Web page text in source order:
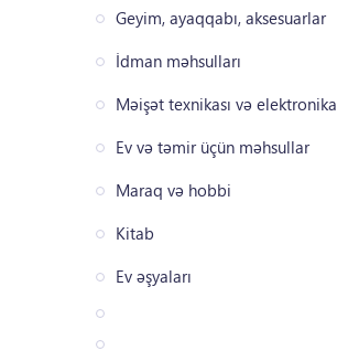
Geyim, ayaqqabı, aksesuarlar
İdman məhsulları
Məişət texnikası və elektronika
Ev və təmir üçün məhsullar
Maraq və hobbi
Kitab
Ev əşyaları